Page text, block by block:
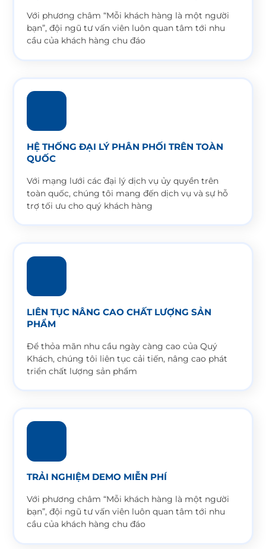
Với phương châm “Mỗi khách hàng là một người
bạn”, đội ngũ tư vấn viên luôn quan tâm tới nhu
cầu của khách hàng chu đáo
HỆ THỐNG ĐẠI LÝ PHÂN PHỐI TRÊN TOÀN
QUỐC
Với mạng lưới các đại lý dịch vụ ủy quyền trên
toàn quốc, chúng tôi mang đến dịch vụ và sự hỗ
trợ tối ưu cho quý khách hàng
LIÊN TỤC NÂNG CAO CHẤT LƯỢNG SẢN
PHẨM
Để thỏa mãn nhu cầu ngày càng cao của Quý
Khách, chúng tôi liên tục cải tiến, nâng cao phát
triển chất lượng sản phẩm
TRẢI NGHIỆM DEMO MIỄN PHÍ
Với phương châm “Mỗi khách hàng là một người
bạn”, đội ngũ tư vấn viên luôn quan tâm tới nhu
cầu của khách hàng chu đáo